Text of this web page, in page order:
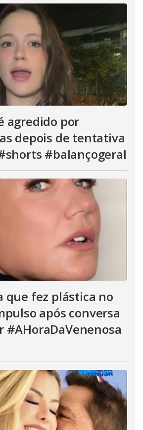
agredido por
depois de tentativa
#balançogeral
que fez plástica no
após conversa
#AHoraDaVenenosa